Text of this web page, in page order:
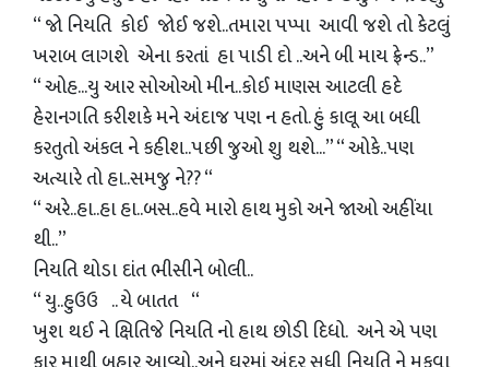
“ જો નિયતિ કોઈ જોઈ જશે..તમારા પપ્પા આવી જશે તો કેટલું
ખરાબ લાગશે એના કરતાં હા પાડી દો ..અને બી માય ફ્રેન્ડ..”
“ ઓહ...યુ આર સોઓઓ મીન..કોઈ માણસ આટલી હદે
હેરાનગતિ કરીશકે મને અંદાજ પણ ન હતો. હું કાલૂ આ બધી
કરતુતો અંકલ ને કહીશ..પછી જુઓ શુ થશે...” “ ઓકે..પણ
અત્યારે તો હા..સમજુ ને?? “
“ અરે..હા..હા હા..બસ..હવે મારો હાથ મુકો અને જાઓ અહીંયા
થી..”
નિયતિ થોડા દાંત ભીસીને બોલી..
“ યુ..હુઉઉ .. યે બાતત “
ખુશ થઈ ને ક્ષિતિજે નિયતિ નો હાથ છોડી દિધો. અને એ પણ